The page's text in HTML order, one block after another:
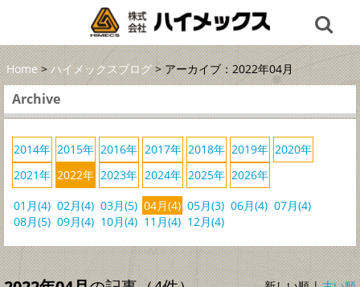
Home>ハイメックスブログ> アーカイブ：2022年04月
Archive
2014年 2015年 2016年 2017年 2018年 2019年 2020年
2021年 2022年 2023年 2024年 2025年 2026年
01月(4) 02月(4) 03月(5) 04月(4) 05月(3) 06月(4) 07月(4)
08月(5) 09月(4) 10月(4) 11月(4) 12月(4)